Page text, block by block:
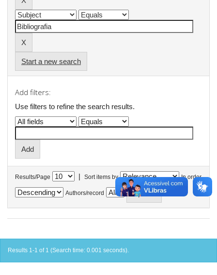
Start a new search
Add filters:
Use filters to refine the search results.
Results/Page | Sort items by In order
Authors/record
Results 1-1 of 1 (Search time: 0.001 seconds).